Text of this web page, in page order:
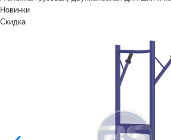
Новинки
Скидка